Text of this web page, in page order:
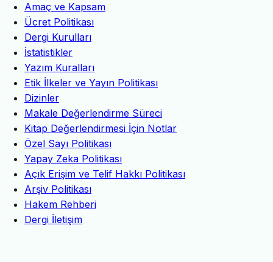
Amaç ve Kapsam
Ücret Politikası
Dergi Kurulları
İstatistikler
Yazım Kuralları
Etik İlkeler ve Yayın Politikası
Dizinler
Makale Değerlendirme Süreci
Kitap Değerlendirmesi İçin Notlar
Özel Sayı Politikası
Yapay Zeka Politikası
Açık Erişim ve Telif Hakkı Politikası
Arşiv Politikası
Hakem Rehberi
Dergi İletişim